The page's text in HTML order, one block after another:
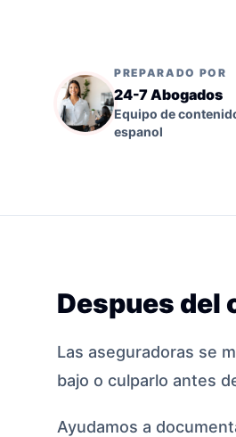
PREPARADO POR
24-7 Abogados
Equipo de
espanol
Despues del
Las aseguradoras se
bajo o culparlo antes
Ayudamos a